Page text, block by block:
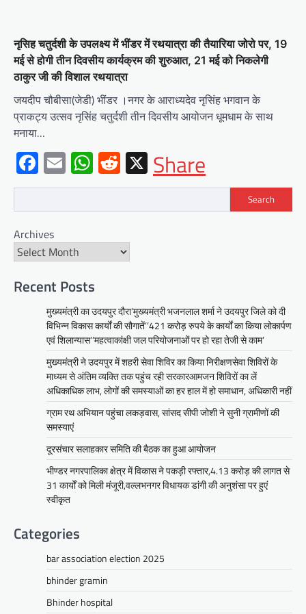
नृसिह चतुर्दशी के उपलक्ष्य में भींडर में रथयात्रा की तैयारिया जोरो पर, 19
मई से होगी तीन दिवसीय कार्यक्रम की शुरुआत, 21 मई को निकलेगी
ठाकुर जी की विशाल रथयात्रा
जयदीप चौबीसा(जेडी) भींडर ।नगर के आराध्यदेव नृसिंह भगवान के
प्राकट्य उत्सव नृसिंह चतुर्दशी तीन दिवसीय आयोजन धूमधाम के साथ
मनाया…
Facebook
EmailWhatsApp
Reddit
X
Share
Search
Archives
Recent Posts
मुख्यमंत्री का उदयपुर दौरा’मुख्यमंत्री भजनलाल शर्मा ने उदयपुर जिले को दी
विभिन्न विकास कार्यों की सौगातें’’421 करोड़ रुपये के कार्यों का किया लोकार्पण
एवं शिलान्यास’’महत्वाकांक्षी जल परियोजनाओं पर हो रहा तेजी से काम’
मुख्यमंत्री ने उदयपुर में शहरी सेवा शिविर का किया निरीक्षणसेवा शिविरों के
माध्यम से अंतिम व्यक्ति तक पहुंच रही सरकारआमजन शिविरों का लें
अधिकाधिक लाभ, लोगों की समस्याओं का हर हाल में हो समाधान, अधिकारी नहीं
ग्राम रथ अभियान पहुंचा लकड़वास, सांसद सीपी जोशी ने सुनी ग्रामीणों की
समस्याएं
दूरसंचार सलाहकार समिति की बैठक का हुआ आयोजन
भीण्डर नगरपालिका क्षेत्र में विकास ने पकड़ी रफ्तार,4.13 करोड़ की लागत से
31 कार्यों को मिली मंजूरी,वल्लभनगर विधायक डांगी की अनुशंसा पर हुएं
स्वीकृत
Categories
bar association election 2025
bhinder gramin
Bhinder hospital
BLOG
अंतिम व्यक्ति तक पहुंच रही
सरकारआमजन शिविरों का लें अधिकाधिक
लाभ, लोगों की समस्याओं का हर हाल में हो
समाधान, अधिकारी नहीं
Mewari Khabar June 17, 2026
उदयपुर जयपुर 17 जून। मुख्यमंत्री भजनलाल शर्मा ने
बुधवार को उदयपुर प्रवास के दौरान उदयपुर विकास
प्राधिकरण में आयोजित शहरी…
Facebook
EmailWhatsApp
Reddit
X
Share
सीपी जोशी ने सुनी ग्रामीणों की समस्याएं
मेवाड़ी खबर@उदयपुर। राजस्थान सरकार द्वारा गांव के
अंतिम पायदान पर बैठे व्यक्ति तक योजनाओं का लाभ